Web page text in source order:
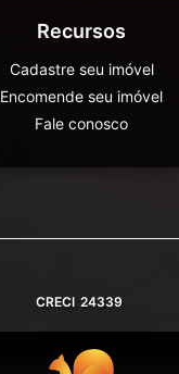
Recursos
Cadastre seu imóvel
Encomende seu imóvel
Fale conosco
CRECI 24339